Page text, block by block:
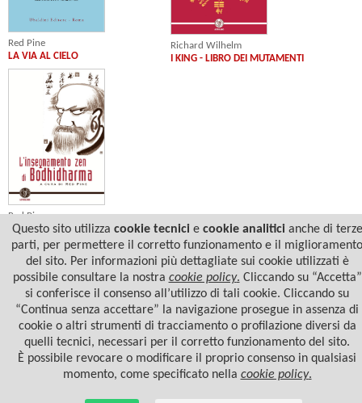
Red Pine
LA VIA AL CIELO
Richard Wilhelm
I KING - LIBRO DEI MUTAMENTI
Red Pine
L'INSEGNAMENTO ZEN DI
BODHIDHARMA
Questo sito utilizza cookie tecnicie cookie analiticianche di terze
parti, per permettere il corretto funzionamento e il miglioramento
del sito. Per informazioni più dettagliate sui cookie utilizzati è
possibile consultare la nostra cookie policy. Cliccando su “Accetta”
si conferisce il consenso all’utilizzo di tali cookie. Cliccando su
“Continua senza accettare” la navigazione prosegue in assenza di
cookie o altri strumenti di tracciamento o profilazione diversi da
quelli tecnici, necessari per il corretto funzionamento del sito.
È possibile revocare o modificare il proprio consenso in qualsiasi
momento, come specificato nella cookie policy.